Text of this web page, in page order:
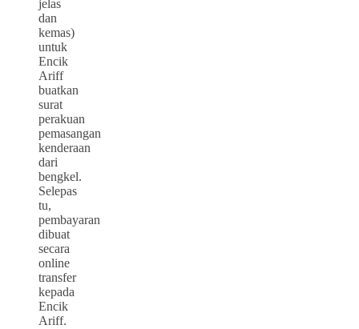
jelas
dan
kemas)
untuk
Encik
Ariff
buatkan
surat
perakuan
pemasangan
kenderaan
dari
bengkel.
Selepas
tu,
pembayaran
dibuat
secara
online
transfer
kepada
Encik
Ariff.